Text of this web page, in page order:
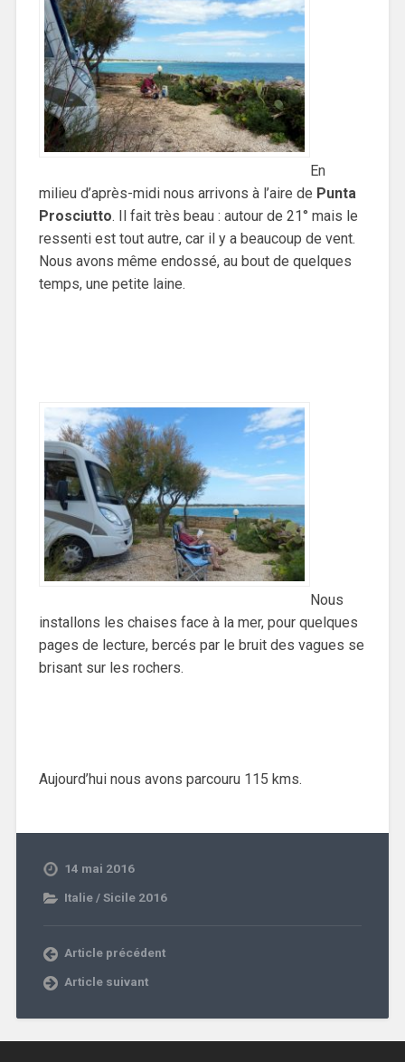
En
milieu d’après-midi nous arrivons à l’aire de Punta
Prosciutto. Il fait très beau : autour de 21° mais le
ressenti est tout autre, car il y a beaucoup de vent.
Nous avons même endossé, au bout de quelques
temps, une petite laine.
Nous
installons les chaises face à la mer, pour quelques
pages de lecture, bercés par le bruit des vagues se
brisant sur les rochers.
Aujourd’hui nous avons parcouru 115 kms.
14 mai 2016
Italie / Sicile 2016
Article précédent
Article suivant